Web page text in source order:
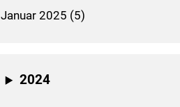
Januar 2025 (5)
2024